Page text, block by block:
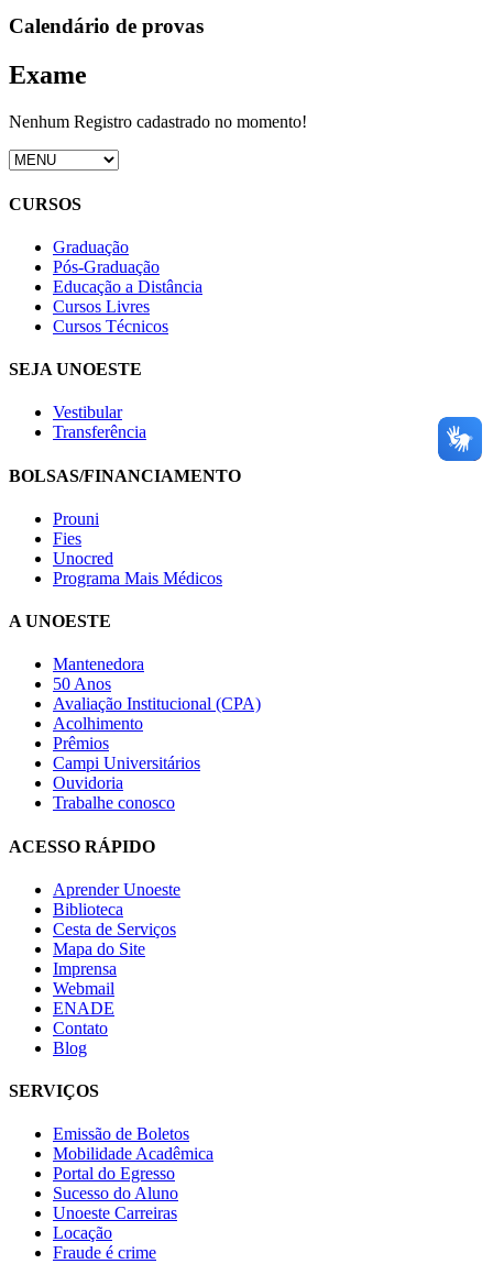
Calendário de provas
Exame
Nenhum Registro cadastrado no momento!
CURSOS
Graduação
Pós-Graduação
Educação a Distância
Cursos Livres
Cursos Técnicos
SEJA UNOESTE
Vestibular
Transferência
BOLSAS/FINANCIAMENTO
Prouni
Fies
Unocred
Programa Mais Médicos
A UNOESTE
Mantenedora
50 Anos
Avaliação Institucional (CPA)
Acolhimento
Prêmios
Campi Universitários
Ouvidoria
Trabalhe conosco
ACESSO RÁPIDO
Aprender Unoeste
Biblioteca
Cesta de Serviços
Mapa do Site
Imprensa
Webmail
ENADE
Contato
Blog
SERVIÇOS
Emissão de Boletos
Mobilidade Acadêmica
Portal do Egresso
Sucesso do Aluno
Unoeste Carreiras
Locação
Fraude é crime